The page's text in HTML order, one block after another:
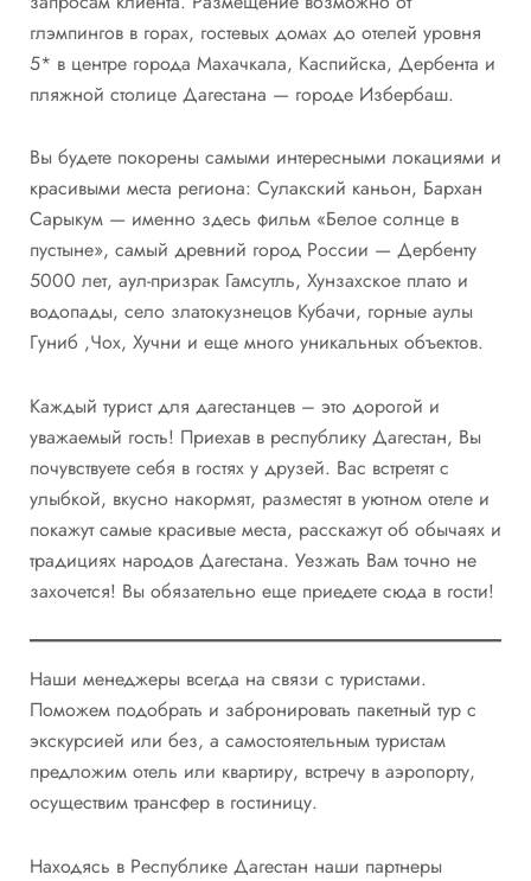
глэмпингов в горах, гостевых домах до отелей уровня
5* в центре города Махачкала, Каспийска, Дербента и
пляжной столице Дагестана — городе Избербаш.
Вы будете покорены самыми интересными локациями и
красивыми места региона: Сулакский каньон, Бархан
Сарыкум — именно здесь фильм «Белое солнце в
пустыне», самый древний город России — Дербенту
5000 лет, аул-призрак Гамсутль, Хунзахское плато и
водопады, село златокузнецов Кубачи, горные аулы
Гуниб ,Чох, Хучни и еще много уникальных объектов.
Каждый турист для дагестанцев – это дорогой и
уважаемый гость! Приехав в республику Дагестан, Вы
почувствуете себя в гостях у друзей. Вас встретят с
улыбкой, вкусно накормят, разместят в уютном отеле и
покажут самые красивые места, расскажут об обычаях и
традициях народов Дагестана. Уезжать Вам точно не
захочется! Вы обязательно еще приедете сюда в гости!
Наши менеджеры всегда на связи с туристами.
Поможем подобрать и забронировать пакетный тур с
экскурсией или без, а самостоятельным туристам
предложим отель или квартиру, встречу в аэропорту,
осуществим трансфер в гостиницу.
Находясь в Республике Дагестан наши партнеры